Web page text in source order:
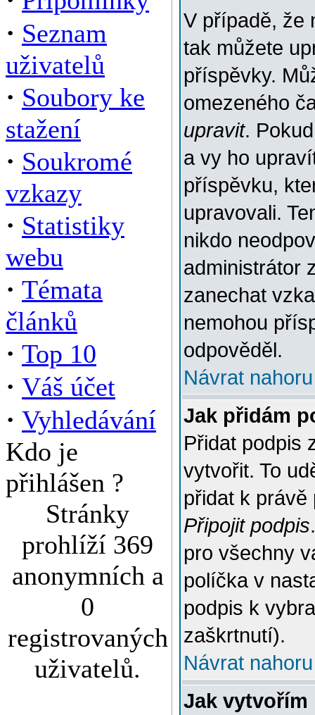
· Seznam
uživatelů
· Soubory ke
stažení
· Soukromé
vzkazy
· Statistiky
webu
· Témata
článků
· Top 10
· Váš účet
· Vyhledávání
Kdo je
přihlášen ?
Stránky
prohlíží 369
anonymních a
0
registrovaných
uživatelů.
V případě, že
tak můžete
příspěvky.
omezeného
upravit.
a vy ho
příspěvku,
upravovali.
nikdo
administrátor
zanechat
nemohou
odpověděl.
Návrat nahoru
Jak přidám
Přidat podpis
vytvořit. To
přidat k
Připojit podpis
pro všechny
políčka v
podpis k
zaškrtnutí).
Návrat nahoru
Jak vytvořím